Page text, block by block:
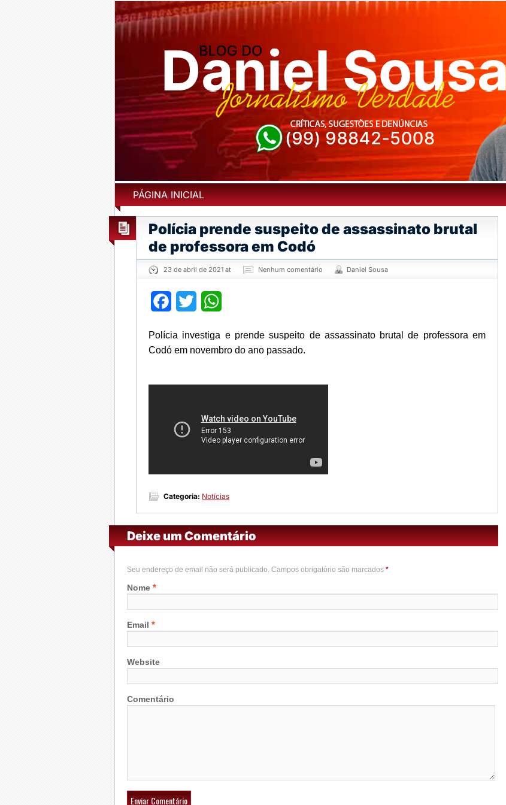
PÁGINA INICIAL
Polícia prende suspeito de assassinato brutal
de professora em Codó
23 de abril de 2021 at Nenhum comentário Daniel Sousa
Facebook
Twitter
Polícia investiga e prende suspeito de assassinato brutal de professora em
Codó em novembro do ano passado.
Categoria: Notícias
Deixe um Comentário
Seu endereço de email não será publicado. Campos obrigatório são marcados *
Nome *
Email *
Website
Comentário